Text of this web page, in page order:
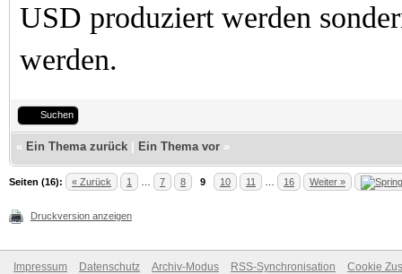
USD produziert werden
werden.
Suchen
« Ein Thema zurück Ein Thema vor »
Seiten (16): « Zurück 1 7 8 9 10 11 16 Weiter »
Druckversion anzeigen
Impressum Datenschutz Archiv-Modus RSS-Synchronisation Cookie